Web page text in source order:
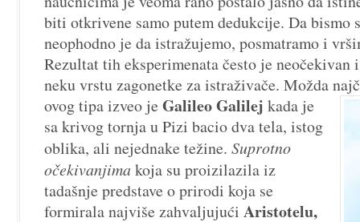
biti otkrivene samo putem dedukcije. Da bismo
neophodno je da istražujemo, posmatramo i
Rezultat tih eksperimenata često je neočekivan
neku vrstu zagonetke za istraživače. Možda
ovog tipaizveo je Galileo Galilej kada je
sa krivog tornja u Pizi bacio dva tela, istog
oblika, ali nejednake težine. Suprotno
očekivanjima koja su proizilazila iz
tadašnje predstave o prirodi koja se
formirala najviše zahvaljujući Aristotelu,